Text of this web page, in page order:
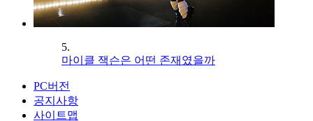
5.
마이클 잭슨은 어떤 존재였을까
PC버전
공지사항
사이트맵